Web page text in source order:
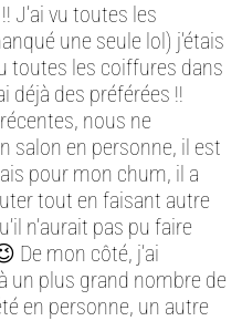
J’ai vu toutes les
une seule lol) j’étais
toutes les coiffures dans
déjà des préférées !!
nous ne
salon en personne, il est
pour mon chum, il a
tout en faisant autre
n’aurait pas pu faire
De mon côté, j’ai
un plus grand nombre de
en personne, un autre